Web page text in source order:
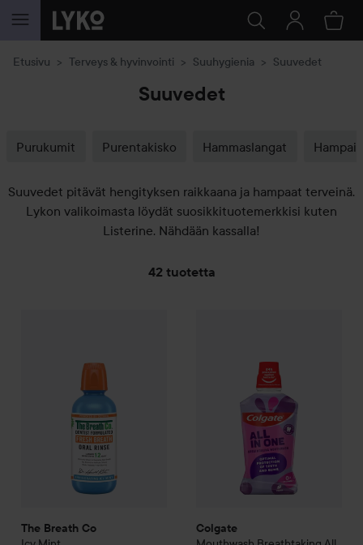
SIIRTYÄ JHK SISÄLTÖÖN
Etusivu Terveys & hyvinvointi Suuhygienia Suuvedet
Suuvedet
Purukumit Purentakisko Hammaslangat
Suuvedet pitävät hengityksen raikkaana ja hampaat terveinä.
Lykon valikoimasta löydät suosikkituotemerkkisi kuten
Listerine. Nähdään kassalla!
42 tuotetta
The Breath Co Colgate